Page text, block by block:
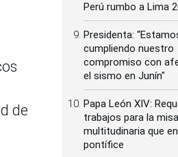
de
Perú rumbo a Lima
Presidenta:
cumpliendo nuestro
compromiso con
el sismo en Junín"
Papa León XIV:
trabajos para la misa
multitudinaria que
pontífice